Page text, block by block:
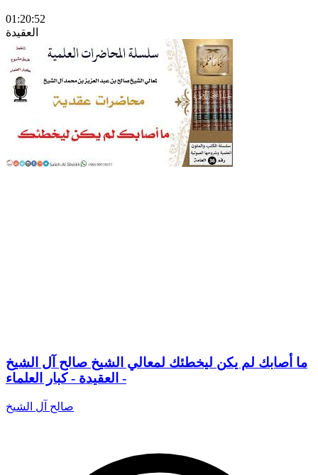
01:20:52
العقيدة
ما أصابك لم يكن ليخطئك لمعالي الشيخ صالح آل الشيخ
- العقيدة - كبار العلماء
صالح آل الشيخ